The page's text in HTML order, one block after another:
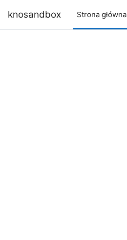
knosandbox Strona główna